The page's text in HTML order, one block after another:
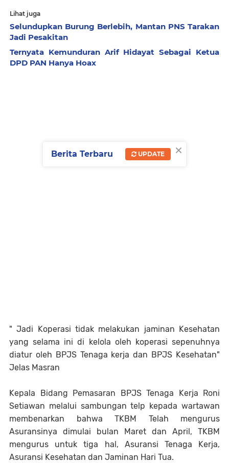
Lihat juga
Selundupkan Burung Berlebih, Mantan PNS Tarakan
Jadi Pesakitan
Ternyata Kemunduran Arif Hidayat Sebagai Ketua
DPD PAN Hanya Hoax
" Jadi Koperasi tidak melakukan jaminan Kesehatan
yang selama ini di kelola oleh koperasi sepenuhnya
diatur oleh BPJS Tenaga kerja dan BPJS Kesehatan"
Jelas Masran
Kepala Bidang Pemasaran BPJS Tenaga Kerja Roni
Setiawan melalui sambungan telp kepada wartawan
membenarkan bahwa TKBM Telah mengurus
Asuransinya dimulai bulan Maret dan April, TKBM
mengurus untuk tiga hal, Asuransi Tenaga Kerja,
Asuransi Kesehatan dan Jaminan Hari Tua.
×
Berita Terbaru UPDATE